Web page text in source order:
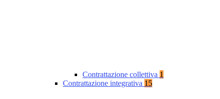
Contrattazione collettiva 1
Contrattazione integrativa 15